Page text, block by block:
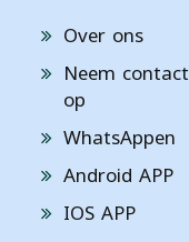
Over ons
Neem contact
op
WhatsAppen
Android APP
IOS APP